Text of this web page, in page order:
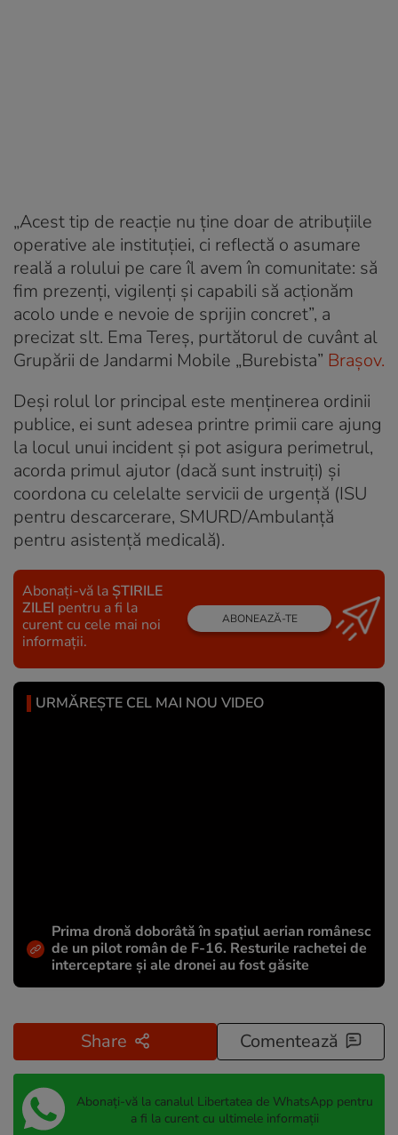
„Acest tip de reacție nu ține doar de atribuțiile
operative ale instituției, ci reflectă o asumare
reală a rolului pe care îl avem în comunitate: să
fim prezenți, vigilenți și capabili să acționăm
acolo unde e nevoie de sprijin concret”, a
precizat slt. Ema Tereș, purtătorul de cuvânt al
Grupării de Jandarmi Mobile „Burebista” Brașov.
Deși rolul lor principal este menținerea ordinii
publice, ei sunt adesea printre primii care ajung
la locul unui incident și pot asigura perimetrul,
acorda primul ajutor (dacă sunt instruiți) și
coordona cu celelalte servicii de urgență (ISU
pentru descarcerare, SMURD/Ambulanță
pentru asistență medicală).
Abonați-vă la ȘTIRILE
ZILEI pentru a fi la
curent cu cele mai noi
informații.
ABONEAZĂ-TE
URMĂREȘTE CEL MAI NOU VIDEO
Prima dronă doborâtă în spațiul aerian românesc
de un pilot român de F-16. Resturile rachetei de
interceptare și ale dronei au fost găsite
Share Comentează
Abonați-vă la canalul Libertatea de WhatsApp pentru
a fi la curent cu ultimele informații